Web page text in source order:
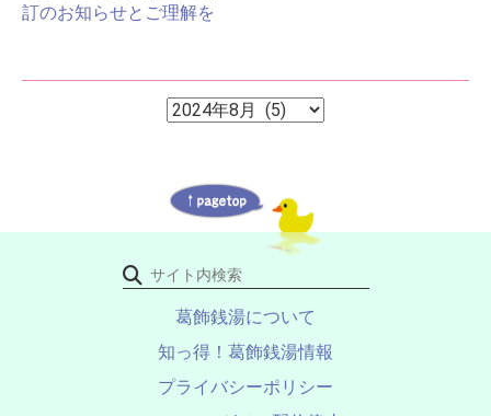
訂のお知らせとご理解を
ア
ブ
葛飾銭湯について
知っ得！葛飾銭湯情報
プライバシーポリシー